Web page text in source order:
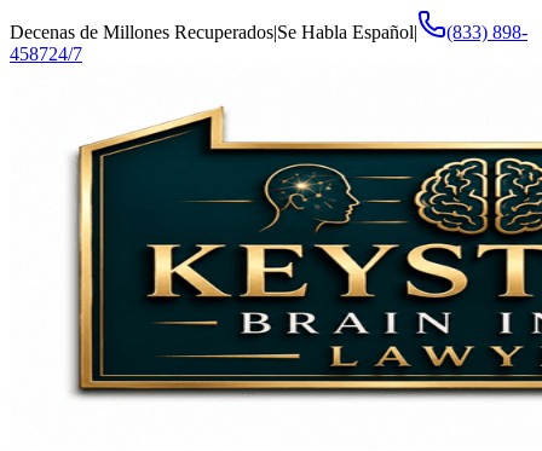
Decenas de Millones Recuperados|Se Habla Español|
(833) 898-
458724/7